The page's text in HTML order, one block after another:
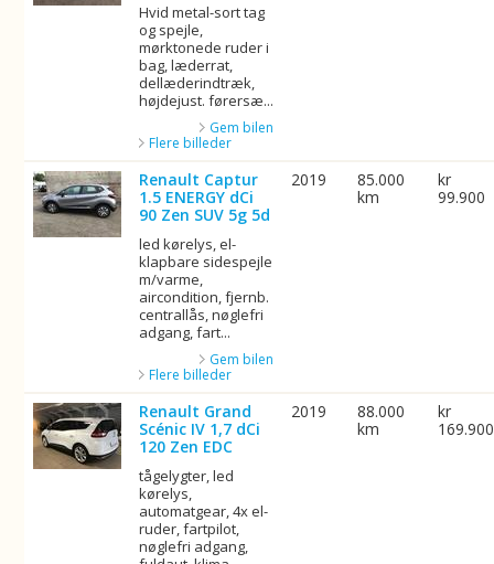
Hvid metal-sort tag
og spejle,
mørktonede ruder i
bag, læderrat,
dellæderindtræk,
højdejust. førersæ...
Gem bilen
Flere billeder
Renault Captur
1.5 ENERGY dCi
90 Zen SUV 5g 5d
led kørelys, el-
klapbare sidespejle
m/varme,
aircondition, fjernb.
centrallås, nøglefri
adgang, fart...
Gem bilen
Flere billeder
2019
85.000
km
kr
99.900
Renault Grand
Scénic IV 1,7 dCi
120 Zen EDC
tågelygter, led
kørelys,
automatgear, 4x el-
ruder, fartpilot,
nøglefri adgang,
2019
88.000
km
kr
169.900